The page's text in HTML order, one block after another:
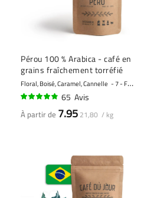
Pérou 100 % Arabica - café en
grains fraîchement torréfié
Floral, Boisé, Caramel, Cannelle 7 - Fort
65 Avis
À partir de 7.95 21,80 / kg